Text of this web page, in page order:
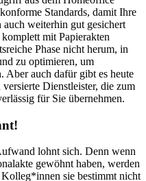
Standards, damit Ihre
auch weiterhin gut gesichert
mit Papierakten
Phase nicht herum, in
zu optimieren, um
Aber auch dafür gibt es heute
Dienstleister, die zum
für Sie übernehmen.
lohnt sich. Denn wenn
gewöhnt haben, werden
sie bestimmt nicht